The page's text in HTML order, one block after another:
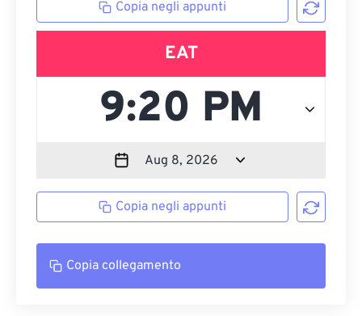
Copia negli appunti
EAT
Copia negli appunti
Copia collegamento